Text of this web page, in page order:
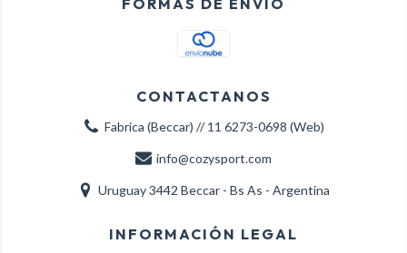
CONTACTANOS
Fabrica (Beccar) // 11 6273-0698 (Web)
info@cozysport.com
Uruguay 3442 Beccar - Bs As - Argentina
INFORMACIÓN LEGAL